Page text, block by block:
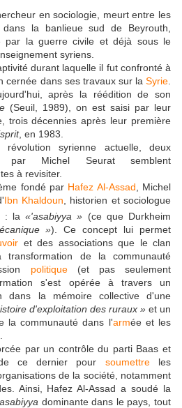
en sociologie, meurt entre les
la banlieue sud de Beyrouth,
par la guerre civile et déjà sous le
syriens.
durant laquelle il fut confronté à
cernée dans ses travaux sur la Syrie
après la réédition de son
(Seuil, 1989), on est saisi par leur
trois décennies après leur première
, en 1983.
syrienne actuelle, deux
par Michel Seurat semblent
à revisiter.
fondé par Hafez Al-Assad , Michel
Ibn Khaldoun , historien et sociologue
: la«'asabiyya » (ce que Durkheim
»). Ce concept lui permet
et des associations que le clan
de la communauté
politique(et pas seulement
s'est opérée à travers un
dans la mémoire collective d'une
d'exploitation des ruraux »et un
la communauté dans l'armée et les
par un contrôle du parti Baas et
de ce dernier pour soumettreles
de la société, notamment
Ainsi, Hafez Al-Assad a soudé la
dominante dans le pays, tout